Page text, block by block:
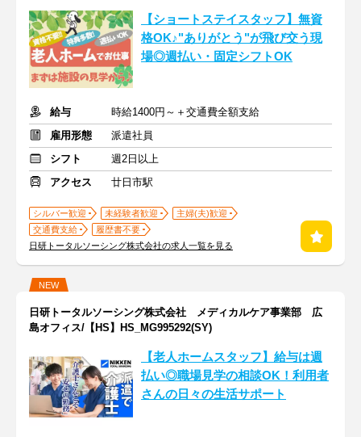
【ショートステイスタッフ】無資
格OK♪"ありがとう"が飛び交う現
場◎週払い・固定シフトOK
給与
時給1400円～＋交通費全額支給
雇用形態
派遣社員
シフト
週2日以上
アクセス
廿日市駅
シルバー歓迎 未経験者歓迎
主婦(夫)歓迎
交通費支給
履歴書不要
日研トータルソーシング株式会社の求人一覧を見る
NEW
日研トータルソーシング株式会社 メディカルケア事業部 広
島オフィス/【HS】HS_MG995292(SY)
【老人ホームスタッフ】給与は週
払い◎職場見学の相談OK！利用者
さんの日々の生活サポート